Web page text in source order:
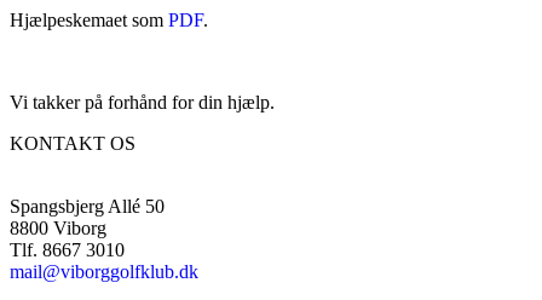
Hjælpeskemaet som PDF.
Vi takker på forhånd for din hjælp.
KONTAKT OS
Spangsbjerg Allé 50
8800 Viborg
Tlf. 8667 3010
mail@viborggolfklub.dk